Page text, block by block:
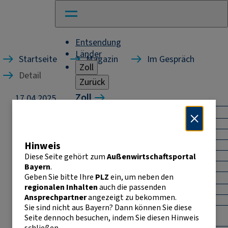
Entsendung
Länder
Zoll
Zurück
Zoll
Warenverkehr mit Drittländern
Warenursprung und Präferenzen
Warenverkehr innerhalb der EU
Allgemeines
Intrahandelsstatistik
Umsatzsteuer-
Identifikationsnummer
Startseite Magazin
Im Gespräch
Detail
17.04.2025
Lateinamerika im Blick:
Neue Chancen für Bayerns
Wirtschaft
Warum sich der Markteinstieg jetzt lohnt – Jessica
de Pleitez, Außenwirtschaftsexpertin der IHK
München, im Interview zum Lateinamerikaforum
Bayern 2025.
Das Lateinamerikaforum Bayern bringt
Hinweis
Diese Seite gehört zumAußenwirtschaftsportal
Bayern.
Geben Sie bitte Ihre PLZein, um neben den
regionalen Inhaltenauch die passenden
Ansprechpartnerangezeigt zu bekommen.
Sie sind nicht aus Bayern? Dann können Sie diese
Seite dennoch besuchen, indem Sie diesen Hinweis